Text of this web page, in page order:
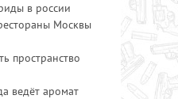
в россии
Москвы
пространство
ведёт аромат